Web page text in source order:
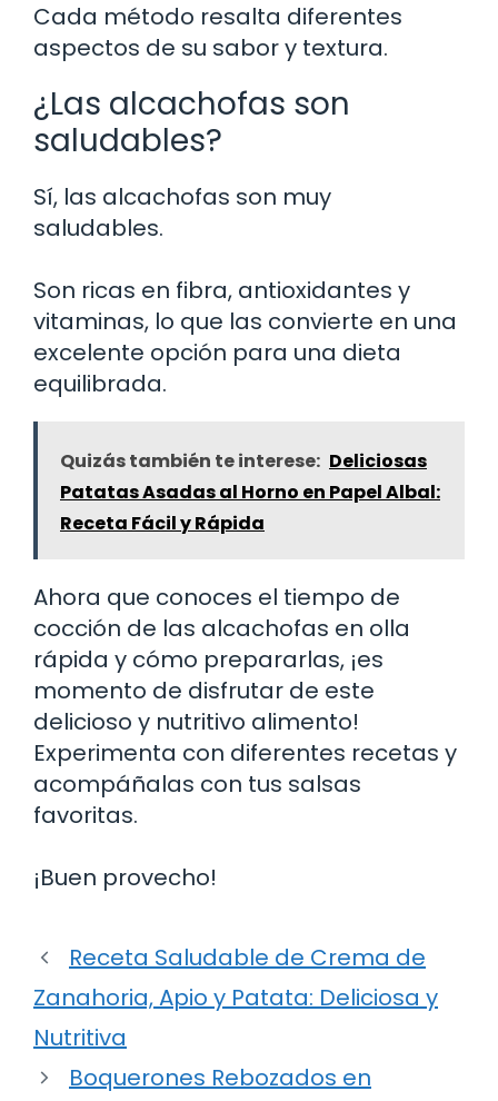
Cada método resalta diferentes
aspectos de su sabor y textura.
¿Las alcachofas son
saludables?
Sí, las alcachofas son muy
saludables.
Son ricas en fibra, antioxidantes y
vitaminas, lo que las convierte en una
excelente opción para una dieta
equilibrada.
Quizás también te interese: Deliciosas
Patatas Asadas al Horno en Papel Albal:
Receta Fácil y Rápida
Ahora que conoces el tiempo de
cocción de las alcachofas en olla
rápida y cómo prepararlas, ¡es
momento de disfrutar de este
delicioso y nutritivo alimento!
Experimenta con diferentes recetas y
acompáñalas con tus salsas
favoritas.
¡Buen provecho!
Receta Saludable de Crema de
Zanahoria, Apio y Patata: Deliciosa y
Nutritiva
Boquerones Rebozados en